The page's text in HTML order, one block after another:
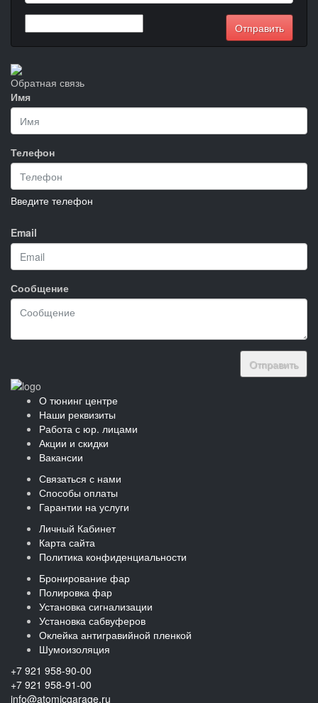
Обратная связь
Имя
Телефон
Введите телефон
Email
Сообщение
Отправить
О тюнинг центре
Наши реквизиты
Работа с юр. лицами
Акции и скидки
Вакансии
Связаться с нами
Способы оплаты
Гарантии на услуги
Личный Кабинет
Карта сайта
Политика конфиденциальности
Бронирование фар
Полировка фар
Установка сигнализации
Установка сабвуферов
Оклейка антигравийной пленкой
Шумоизоляция
+7 921 958-90-00
+7 921 958-91-00
info@atomicgarage.ru